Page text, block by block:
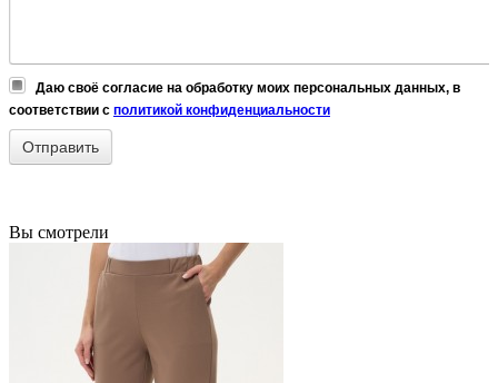
Даю своё согласие на обработку моих персональных данных, в
соответствии с политикой конфиденциальности
Вы смотрели